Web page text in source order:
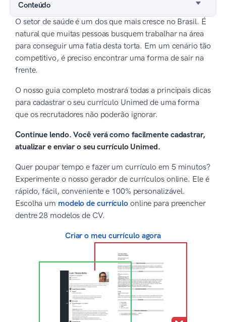
Conteúdo
O setor de saúde é um dos que mais cresce no Brasil. É
natural que muitas pessoas busquem trabalhar na área
para conseguir uma fatia desta torta. Em um cenário tão
competitivo, é preciso encontrar uma forma de sair na
frente.
O nosso guia completo mostrará todas a principais dicas
para cadastrar o seu currículo Unimed de uma forma
que os recrutadores não poderão ignorar.
Continue lendo. Você verá como facilmente cadastrar,
atualizar e enviar o seu currículo Unimed.
Quer poupar tempo e fazer um currículo em 5 minutos?
Experimente o nosso gerador de currículos online. Ele é
rápido, fácil, conveniente e 100% personalizável.
Escolha um modelo de currículo online para preencher
dentre 28 modelos de CV.
Criar o meu currículo agora